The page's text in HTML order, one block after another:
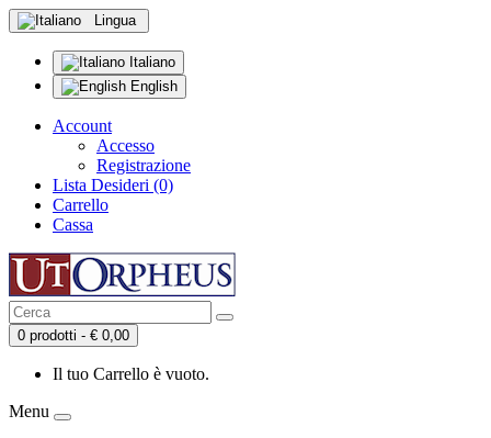
Lingua
Italiano
English
Account
Accesso
Registrazione
Lista Desideri (0)
Carrello
Cassa
0 prodotti - € 0,00
Il tuo Carrello è vuoto.
Menu